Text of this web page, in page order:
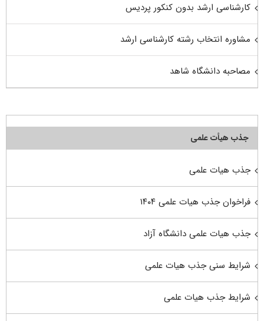
کارشناسی ارشد بدون کنکور پردیس
مشاوره انتخاب رشته کارشناسی ارشد
مصاحبه دانشگاه شاهد
جذب هیأت علمی
جذب هیات علمی
فراخوان جذب هیات علمی ۱۴۰۴
جذب هیات علمی دانشگاه آزاد
شرایط سنی جذب هیات علمی
شرایط جذب هیات علمی